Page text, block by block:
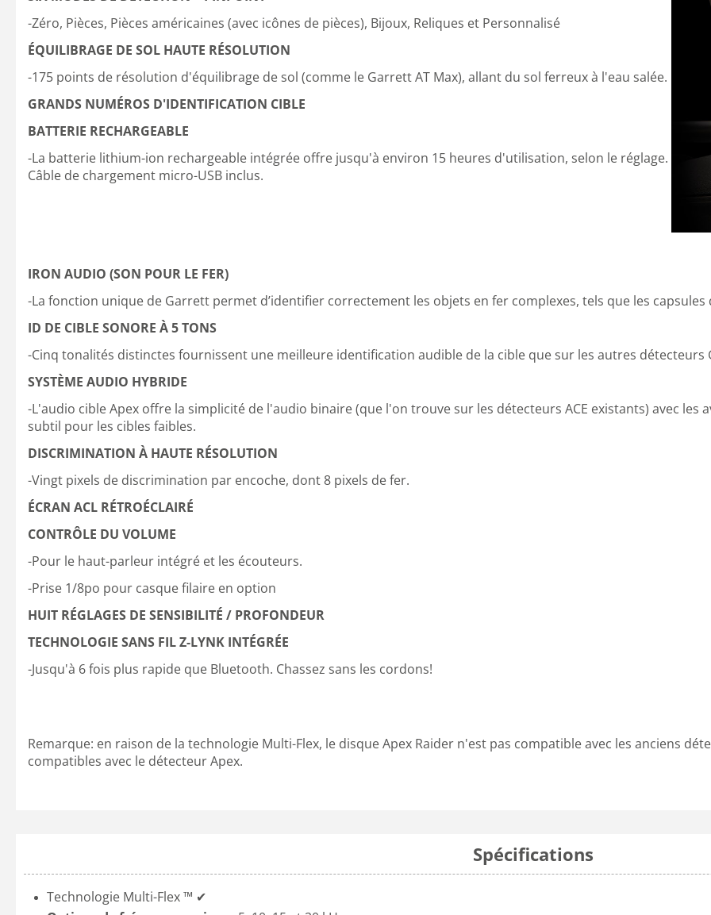
-Zéro, Pièces, Pièces américaines (avec icônes de pièces), Bijoux, Reliques et Personnalisé
ÉQUILIBRAGE DE SOL HAUTE RÉSOLUTION
-175 points de résolution d'équilibrage de sol (comme le Garrett AT Max), allant du sol ferreux à l'eau salée.
GRANDS NUMÉROS D'IDENTIFICATION CIBLE
BATTERIE RECHARGEABLE
-La batterie lithium-ion rechargeable intégrée offre jusqu'à environ 15 heures d'utilisation, selon le réglage.
Câble de chargement micro-USB inclus.
IRON AUDIO (SON POUR LE FER)
-La fonction unique de Garrett permet d’identifier correctement les objets en fer complexes, tels que les capsules
ID DE CIBLE SONORE À 5 TONS
-Cinq tonalités distinctes fournissent une meilleure identification audible de la cible que sur les autres détecteurs
SYSTÈME AUDIO HYBRIDE
-L'audio cible Apex offre la simplicité de l'audio binaire (que l'on trouve sur les détecteurs ACE existants) avec
subtil pour les cibles faibles.
DISCRIMINATION À HAUTE RÉSOLUTION
-Vingt pixels de discrimination par encoche, dont 8 pixels de fer.
ÉCRAN ACL RÉTROÉCLAIRÉ
CONTRÔLE DU VOLUME
-Pour le haut-parleur intégré et les écouteurs.
-Prise 1/8po pour casque filaire en option
HUIT RÉGLAGES DE SENSIBILITÉ / PROFONDEUR
TECHNOLOGIE SANS FIL Z-LYNK INTÉGRÉE
-Jusqu'à 6 fois plus rapide que Bluetooth. Chassez sans les cordons!
Remarque: en raison de la technologie Multi-Flex, le disque Apex Raider n'est pas compatible avec les anciens
compatibles avec le détecteur Apex.
Spécifications
Technologie Multi-Flex ™ ✔